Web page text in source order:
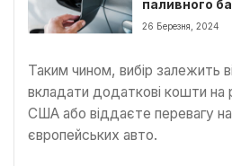
паливного
26 Березня, 2024
Таким чином, вибір залежить
вкладати додаткові кошти на
США або віддаєте перевагу
європейських авто.